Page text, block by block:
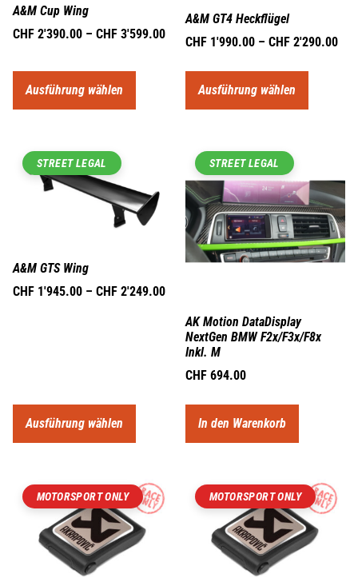
A&M Cup Wing
CHF 2'390.00 – CHF 3'599.00
Ausführung wählen
A&M GT4 Heckflügel
CHF 1'990.00 – CHF 2'290.00
Ausführung wählen
STREET LEGAL
A&M GTS Wing
CHF 1'945.00 – CHF 2'249.00
Ausführung wählen
STREET LEGAL
AK Motion DataDisplay
NextGen BMW F2x/F3x/F8x
Inkl. M
CHF 694.00
In den Warenkorb
MOTORSPORT ONLY MOTORSPORT ONLY